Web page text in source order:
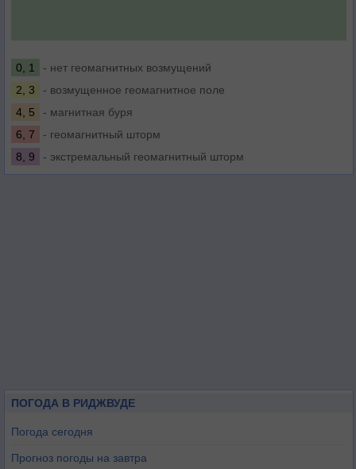
0, 1
- нет геомагнитных возмущений
2, 3
- возмущенное геомагнитное поле
4, 5
- магнитная буря
6, 7
- геомагнитный шторм
8, 9
- экстремальный геомагнитный шторм
ПОГОДА В РИДЖВУДЕ
Погода сегодня
Прогноз погоды на завтра